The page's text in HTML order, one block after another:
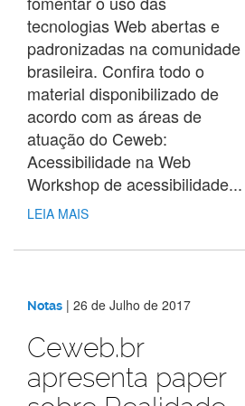
tecnologias Web abertas e
padronizadas na comunidade
brasileira. Confira todo o
material disponibilizado de
acordo com as áreas de
atuação do Ceweb:
Acessibilidade na Web
Workshop de acessibilidade...
LEIA MAIS
Notas | 26 de Julho de 2017
Ceweb.br
apresenta paper